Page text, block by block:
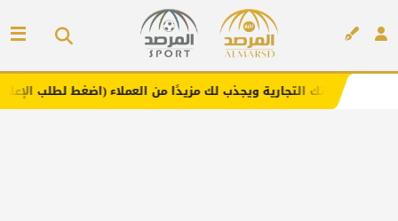
ويجذب لك مزيدًا من العملاء (اضغط لطلب الإعلان)